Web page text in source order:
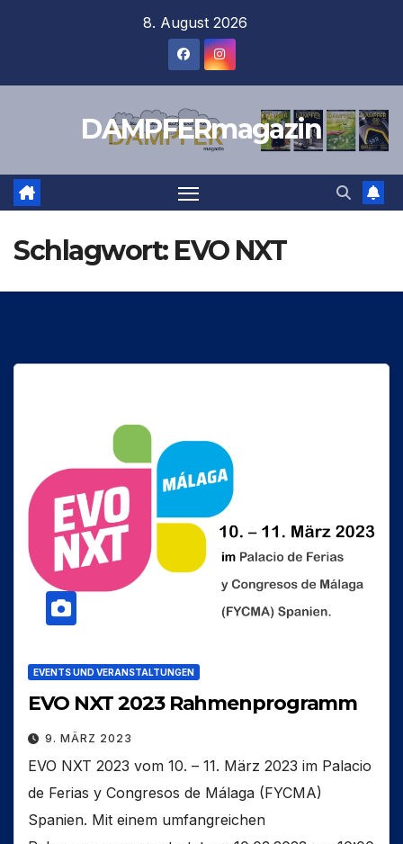
8. August 2026
DAMPFERmagazin
Schlagwort: EVO NXT
EVENTS UND VERANSTALTUNGEN
EVO NXT 2023 Rahmenprogramm
9. MÄRZ 2023
EVO NXT 2023 vom 10. – 11. März 2023 im Palacio
de Ferias y Congresos de Málaga (FYCMA)
Spanien. Mit einem umfangreichen